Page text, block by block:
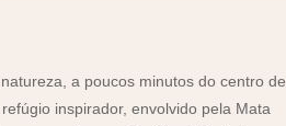
a poucos minutos do centro de
inspirador, envolvido pela Mata